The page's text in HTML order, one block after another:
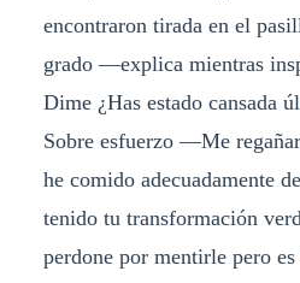
encontraron tirada en el
grado —explica mientras
Dime ¿Has estado cansada
Sobre esfuerzo —Me
he comido adecuadamente
tenido tu transformación
perdone por mentirle pero